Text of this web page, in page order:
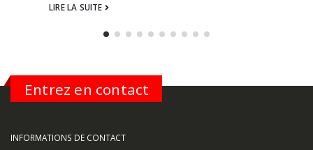
LIRE LA SUITE
Entrez en contact
INFORMATIONS DE CONTACT